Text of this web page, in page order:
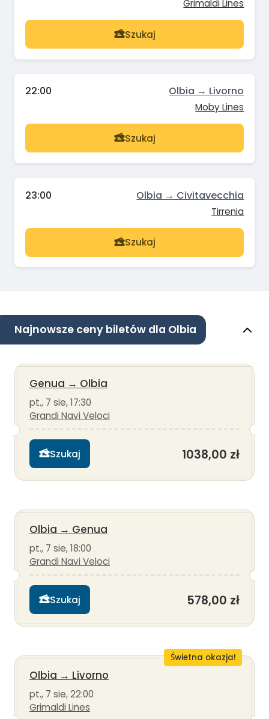
Grimaldi Lines
Szukaj
22:00 Olbia → Livorno
Moby Lines
Szukaj
23:00 Olbia → Civitavecchia
Tirrenia
Szukaj
Najnowsze ceny biletów dla Olbia
Genua → Olbia
pt., 7 sie, 17:30
Grandi Navi Veloci
Szukaj 1038,00 zł
Olbia → Genua
pt., 7 sie, 18:00
Grandi Navi Veloci
Szukaj 578,00 zł
Świetna okazja!
Olbia → Livorno
pt., 7 sie, 22:00
Grimaldi Lines